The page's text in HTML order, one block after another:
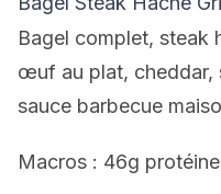
Bagel complet, steak
œuf au plat, cheddar,
sauce barbecue
Macros : 46g